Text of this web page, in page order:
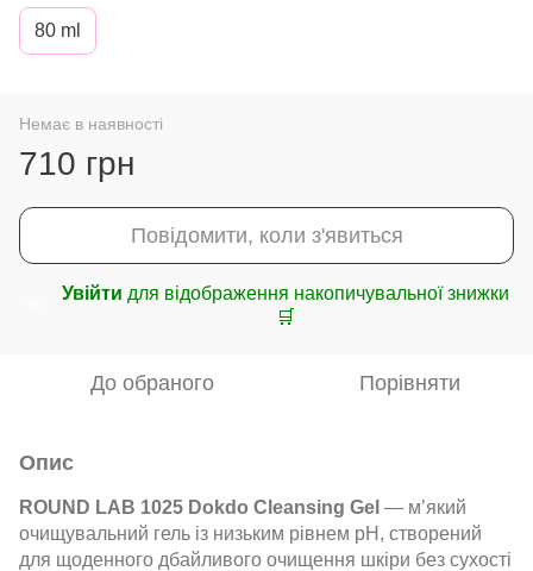
80 ml
Немає в наявності
710 грн
Повідомити, коли з'явиться
Увійти для відображення накопичувальної знижки
🛒
До обраного Порівняти
Опис
ROUND LAB 1025 Dokdo Cleansing Gel — м’який
очищувальний гель із низьким рівнем pH, створений
для щоденного дбайливого очищення шкіри без сухості